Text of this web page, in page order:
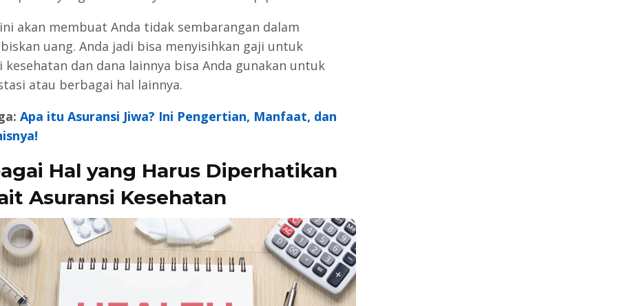
akan membuat Anda tidak sembarangan dalam
uang. Anda jadi bisa menyisihkan gaji untuk
kesehatan dan dana lainnya bisa Anda gunakan untuk
atau berbagai hal lainnya.
Apa itu Asuransi Jiwa? Ini Pengertian, Manfaat, dan
Hal yang Harus Diperhatikan
Asuransi Kesehatan